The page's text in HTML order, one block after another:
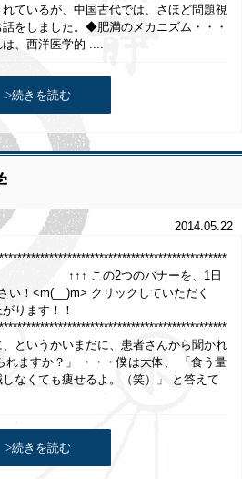
ているが、中国古代では、さほど問題視
をしました。◆肥満のメカニズム・・・
、西洋医学的 ....
>続きを読む
2014.05.22
つのバナーを、1日
い！<m(__)m> クリックしていただく
ります！！
というかいまだに、患者さんから聞かれ
れますか？」 ・・・僕は大体、 「食う量
なくても痩せるよ。（笑）」 と答えて
>続きを読む